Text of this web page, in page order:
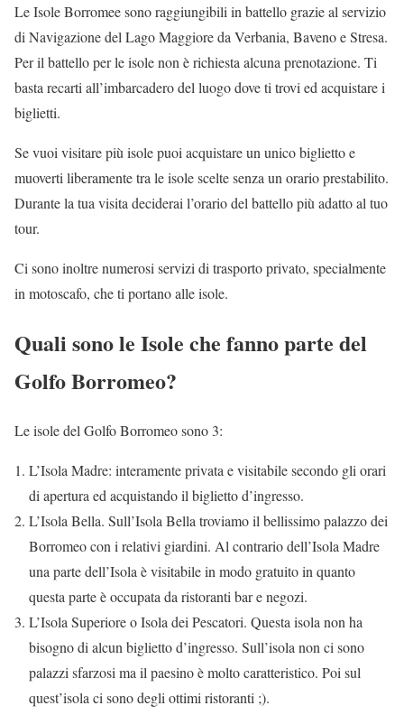
Le Isole Borromee sono raggiungibili in battello grazie al servizio
di Navigazione del Lago Maggiore da Verbania, Baveno e Stresa.
Per il battello per le isole non è richiesta alcuna prenotazione. Ti
basta recarti all’imbarcadero del luogo dove ti trovi ed acquistare i
biglietti.
Se vuoi visitare più isole puoi acquistare un unico biglietto e
muoverti liberamente tra le isole scelte senza un orario prestabilito.
Durante la tua visita deciderai l’orario del battello più adatto al tuo
tour.
Ci sono inoltre numerosi servizi di trasporto privato, specialmente
in motoscafo, che ti portano alle isole.
Quali sono le Isole che fanno parte del
Golfo Borromeo?
Le isole del Golfo Borromeo sono 3:
L’Isola Madre: interamente privata e visitabile secondo gli orari
di apertura ed acquistando il biglietto d’ingresso.
L’Isola Bella. Sull’Isola Bella troviamo il bellissimo palazzo dei
Borromeo con i relativi giardini. Al contrario dell’Isola Madre
una parte dell’Isola è visitabile in modo gratuito in quanto
questa parte è occupata da ristoranti bar e negozi.
L’Isola Superiore o Isola dei Pescatori. Questa isola non ha
bisogno di alcun biglietto d’ingresso. Sull’isola non ci sono
palazzi sfarzosi ma il paesino è molto caratteristico. Poi sul
quest’isola ci sono degli ottimi ristoranti ;).